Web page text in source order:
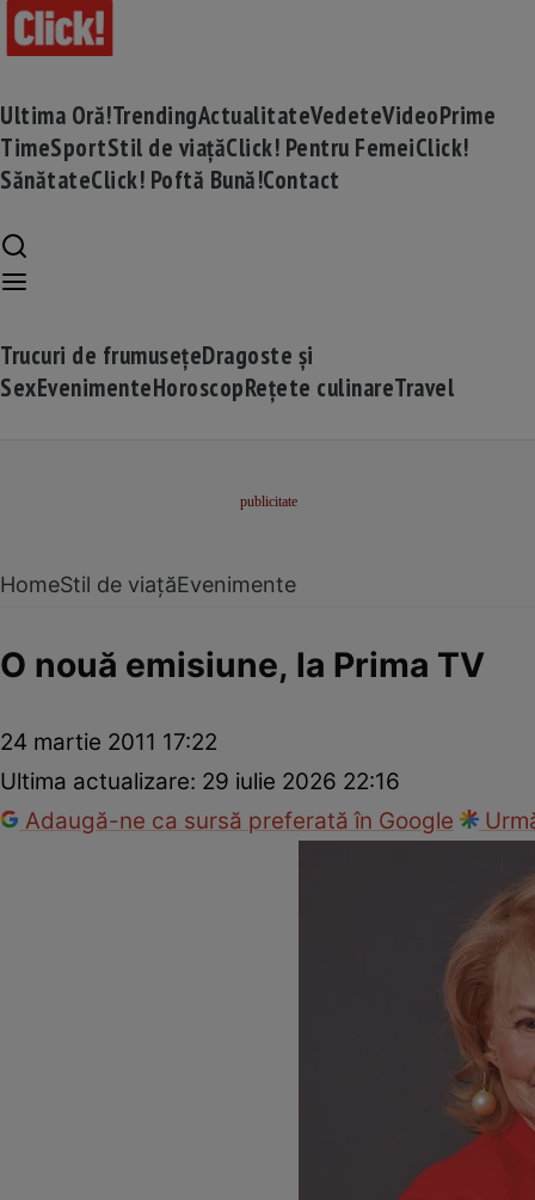
Ultima Oră!TrendingActualitateVedeteVideoPrime
TimeSportStil de viațăClick! Pentru FemeiClick!
SănătateClick! Poftă Bună!Contact
Trucuri de frumusețeDragoste și
SexEvenimenteHoroscopRețete culinareTravel
HomeStil de viațăEvenimente
O nouă emisiune, la Prima TV
24 martie 2011 17:22
Ultima actualizare: 29 iulie 2026 22:16
Adaugă-ne ca sursă preferată în Google